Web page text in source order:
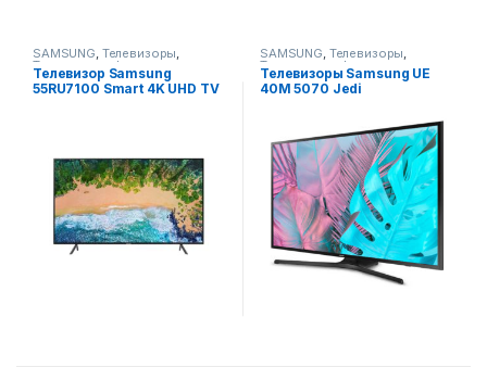
SAMSUNG, Телевизоры,
Телевизоры, фото-видео и
аудио
Телевизор Samsung
55RU7100 Smart 4K UHD TV
SAMSUNG, Телевизоры,
Телевизоры, фото-видео и
аудио
Телевизоры Samsung UE
40M 5070 Jedi